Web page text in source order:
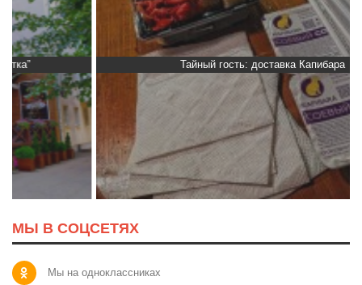
Тайный гость: доставка Капибара
МЫ В СОЦСЕТЯХ
Мы на одноклассниках